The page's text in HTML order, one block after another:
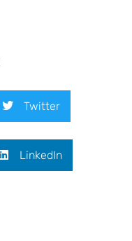
Twitter
LinkedIn